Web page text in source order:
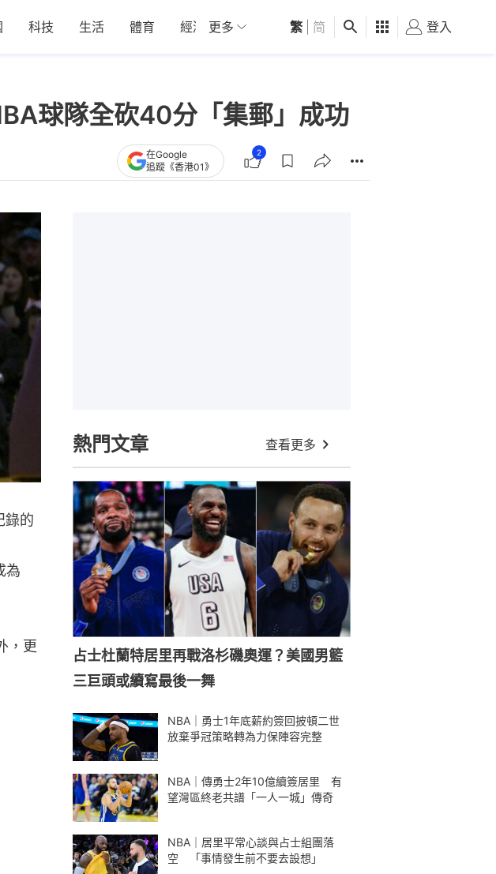
科技 生活 體育 經濟 01深圳 觀點 健康 好食玩飛
更多 繁 简 登入
球隊全砍40分「集郵」成功
在Google
追蹤《香港01》
2
錄的
為
，更
熱門文章 查看更多
占士杜蘭特居里再戰洛杉磯奧運？美國男籃
三巨頭或續寫最後一舞
NBA｜勇士1年底薪約簽回披頓二世
放棄爭冠策略轉為力保陣容完整
NBA｜傳勇士2年10億續簽居里 有
望灣區終老共譜「一人一城」傳奇
NBA｜居里平常心談與占士組團落
空 「事情發生前不要去設想」